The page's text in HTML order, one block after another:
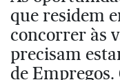
que residem
concorrer às
precisam
de